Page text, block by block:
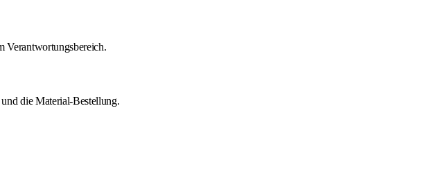
Verantwortungsbereich.
die Material-Bestellung.